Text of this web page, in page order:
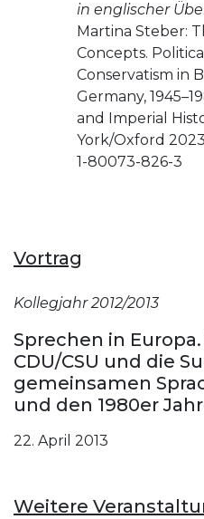
in englischer
Martina Steber:
Concepts.
Conservatism in
Germany,
and Imperial
York/Oxford
1-80073-826-3
Vortrag
Kollegjahr 2012/2013
Sprechen in
CDU/CSU und die
gemeinsamen
und den 1980er
22. April 2013
Weitere